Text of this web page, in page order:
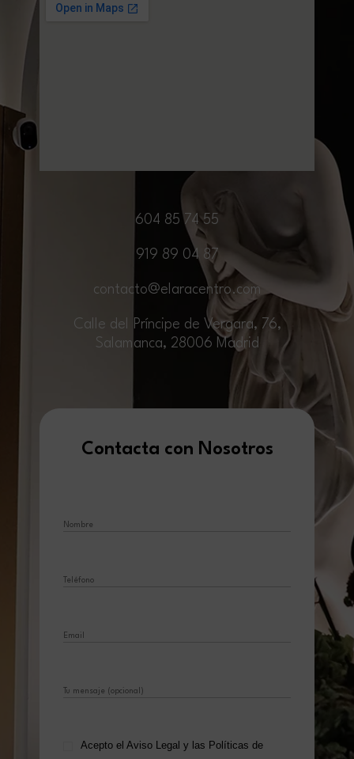
604 85 74 55
919 89 04 87
contacto@elaracentro.com
Calle del Príncipe de Vergara, 76,
Salamanca, 28006 Madrid
Contacta con Nosotros
Acepto el Aviso Legal y las Políticas de